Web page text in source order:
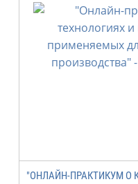
"ОНЛАЙН-ПРАКТИКУМ О